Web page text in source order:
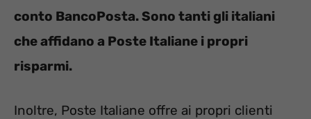
conto BancoPosta. Sono tanti gli italiani
che affidano a Poste Italiane i propri
risparmi.
Inoltre, Poste Italiane offre ai propri clienti